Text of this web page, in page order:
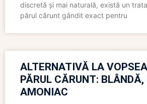
discretă și mai naturală, există un
părul cărunt gândit exact pentru
ALTERNATIVĂ LA
PĂRUL CĂRUNT: BLÂNDĂ,
AMONIAC